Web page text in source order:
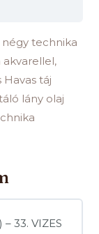
technika
akvarellel,
táj
lány olaj
33. VIZES